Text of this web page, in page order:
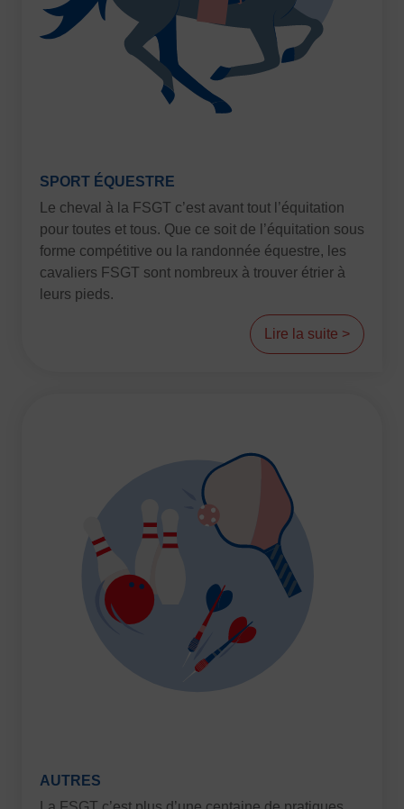
SPORT ÉQUESTRE
Le cheval à la FSGT c’est avant tout l’équitation
pour toutes et tous. Que ce soit de l’équitation sous
forme compétitive ou la randonnée équestre, les
cavaliers FSGT sont nombreux à trouver étrier à
leurs pieds.
Lire la suite >
AUTRES